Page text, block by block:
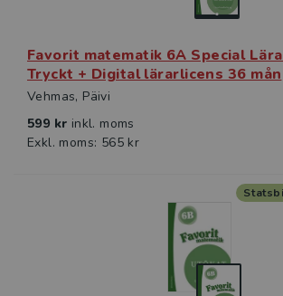
Favorit matematik 6A Special
Tryckt + Digital lärarlicens 36 mån
Vehmas, Päivi
599 kr inkl. moms
Exkl. moms: 565 kr